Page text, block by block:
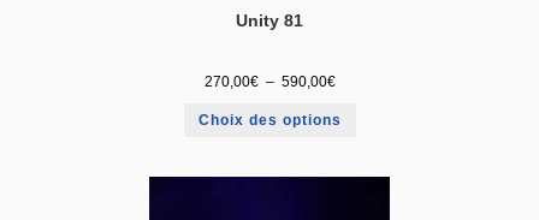
Unity 81
270,00€ – 590,00€
Choix des options